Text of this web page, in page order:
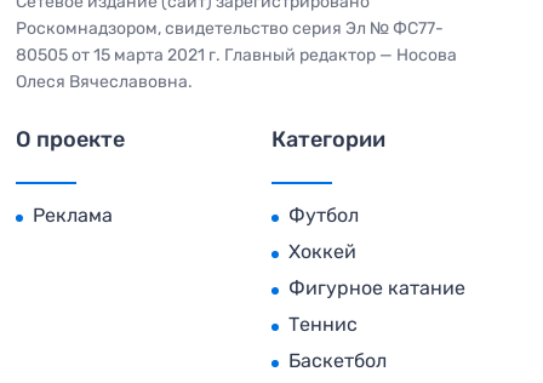
Роскомнадзором, свидетельство серия Эл № ФС77-
80505 от 15 марта 2021 г. Главный редактор — Носова
Олеся Вячеславовна.
О проекте
Реклама
Категории
Футбол
Хоккей
Фигурное катание
Теннис
Баскетбол